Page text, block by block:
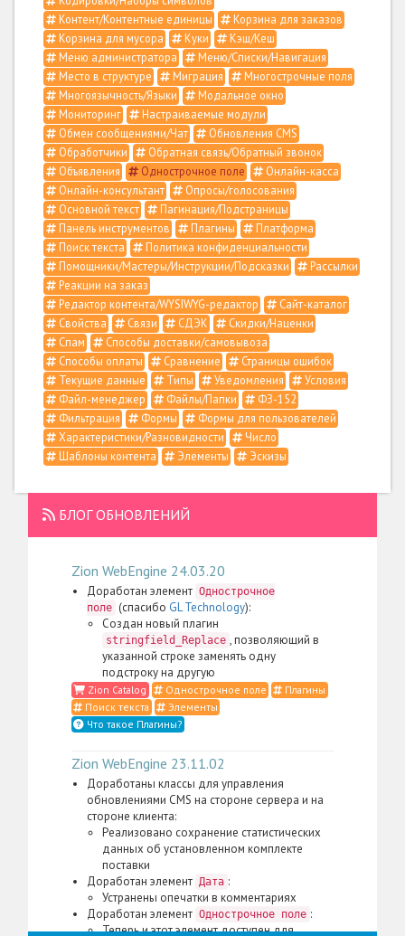
Контент/Контентные единицы
Корзина для заказов
Корзина для мусора
Куки
Кэш/Кеш
Меню администратора
Меню/Списки/Навигация
Место в структуре
Миграция
Многострочные поля
Многоязычность/Языки
Модальное окно
Мониторинг
Настраиваемые модули
Обмен сообщениями/Чат
Обновления CMS
Обработчики
Обратная связь/Обратный звонок
Объявления
Однострочное поле
Онлайн-касса
Онлайн-консультант
Опросы/голосования
Основной текст
Пагинация/Подстраницы
Панель инструментов
Плагины
Платформа
Поиск текста
Политика конфиденциальности
Помощники/Мастеры/Инструкции/Подсказки
Рассылки
Реакции на заказ
Редактор контента/WYSIWYG-редактор
Сайт-каталог
Свойства
Связи СДЭК
Скидки/Наценки
Спам
Способы доставки/самовывоза
Способы оплаты
Сравнение
Страницы ошибок
Текущие данные
Типы Уведомления
Условия
Файл-менеджер
Файлы/Папки
ФЗ-152
Фильтрация
Формы
Формы для пользователей
Характеристики/Разновидности
Число
Шаблоны контента
Элементы Эскизы
БЛОГ ОБНОВЛЕНИЙ
Zion WebEngine 24.03.20
Доработан элемент Однострочное
поле (спасибо GL Technology):
Создан новый плагин
stringfield_Replace , позволяющий в
указанной строке заменять одну
подстроку на другую
Zion Catalog Однострочное поле
Плагины
Поиск текста
Элементы
Что такое Плагины?
Zion WebEngine 23.11.02
Доработаны классы для управления
обновлениями CMS на стороне сервера и на
стороне клиента:
Реализовано сохранение статистических
данных об установленном комплекте
поставки
Доработан элемент Дата :
Устранены опечатки в комментариях
Доработан элемент Однострочное поле :
Теперь и этот элемент доступен для